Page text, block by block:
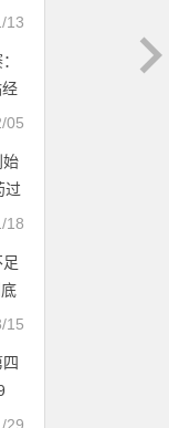
13
05
始
过
18
足
15
峰